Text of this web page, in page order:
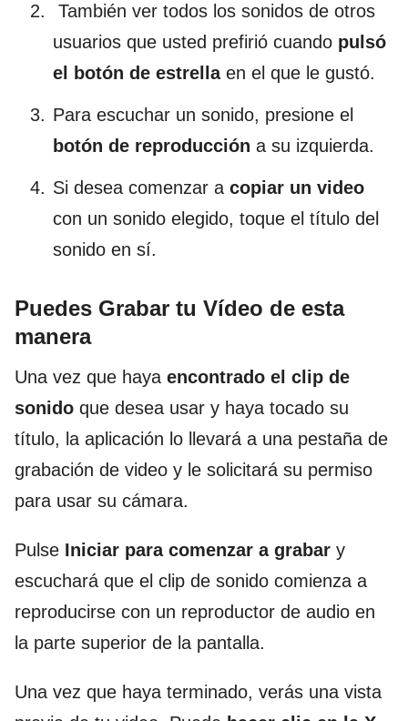
También ver todos los sonidos de otros
usuarios que usted prefirió cuando pulsó
el botón de estrellaen el que le gustó.
Para escuchar un sonido, presione el
botón de reproducción a su izquierda.
Si desea comenzar a copiar un video
con un sonido elegido, toque el título del
sonido en sí.
Puedes Grabar tu Vídeo de esta
manera
Una vez que haya encontrado el clip de
sonido que desea usar y haya tocado su
título, la aplicación lo llevará a una pestaña de
grabación de video y le solicitará su permiso
para usar su cámara.
Pulse Iniciar para comenzar a grabar y
escuchará que el clip de sonido comienza a
reproducirse con un reproductor de audio en
la parte superior de la pantalla.
Una vez que haya terminado, verás una vista